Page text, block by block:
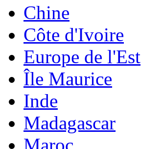
Chine
Côte d'Ivoire
Europe de l'Est
Île Maurice
Inde
Madagascar